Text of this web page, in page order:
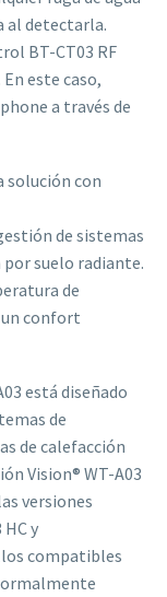
al detectarla.
BT-CT03 RF
este caso,
a través de
solución con
de sistemas
suelo radiante.
de
confort
está diseñado
de
de calefacción
Vision® WT-A03
versiones
y
compatibles